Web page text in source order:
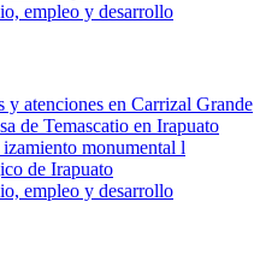
empleo y desarrollo
atenciones en Carrizal Grande
de Temascatio en Irapuato
monumental l
de Irapuato
empleo y desarrollo